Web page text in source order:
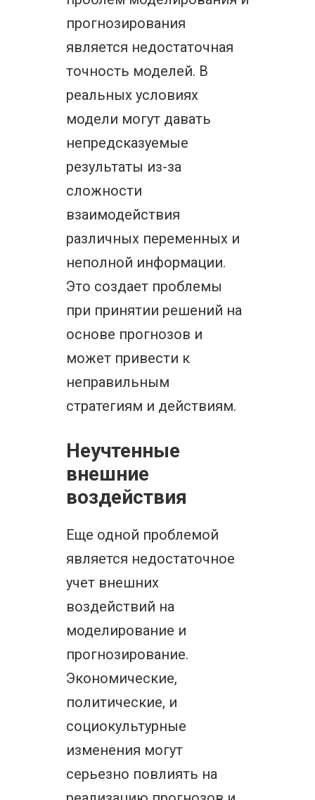
прогнозирования
является недостаточная
точность моделей. В
реальных условиях
модели могут давать
непредсказуемые
результаты из-за
сложности
взаимодействия
различных переменных и
неполной информации.
Это создает проблемы
при принятии решений на
основе прогнозов и
может привести к
неправильным
стратегиям и действиям.
Неучтенные
внешние
воздействия
Еще одной проблемой
является недостаточное
учет внешних
воздействий на
моделирование и
прогнозирование.
Экономические,
политические, и
социокультурные
изменения могут
серьезно повлиять на